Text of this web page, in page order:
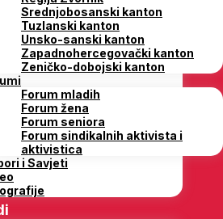
Srednjobosanski kanton
Tuzlanski kanton
Unsko-sanski kanton
Zapadnohercegovački kanton
Zeničko-dobojski kanton
Forum mladih
Forum žena
Forum seniora
Forum sindikalnih aktivista i
aktivistica
i Savjeti